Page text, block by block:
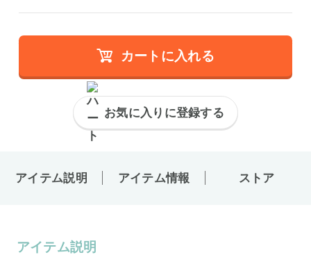
カートに入れる
お気に入りに登録する
アイテム説明 アイテム情報 ストア
アイテム説明